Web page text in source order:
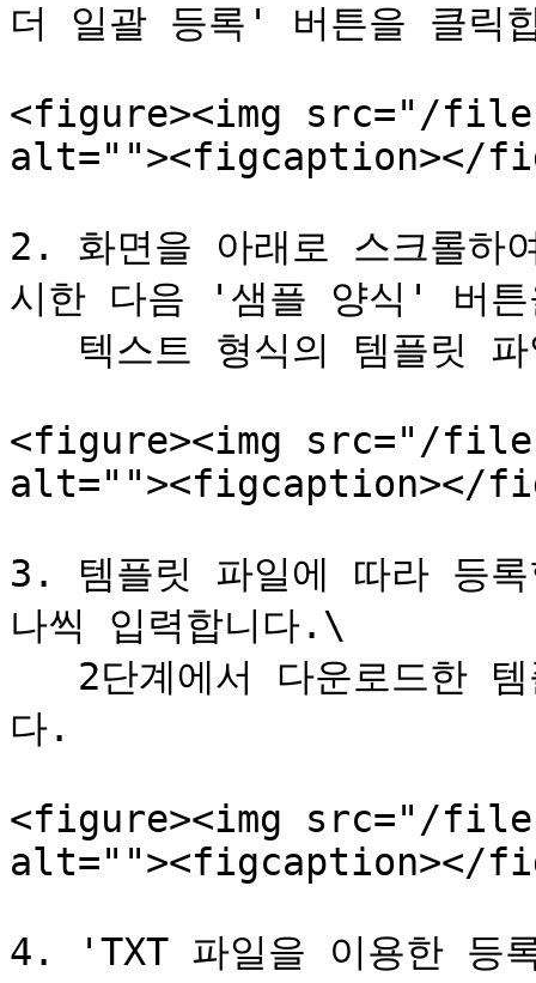
더 일괄 등록' 버튼을 클릭
<figure><img src="/files/
alt=""><figcaption></
2. 화면을 아래로 스크롤
시한 다음 '샘플 양식' 버
<figure><img src="/files/
alt=""><figcaption></
3. 템플릿 파일에 따라 등
나씩 입력합니다.\
다.
<figure><img src="/
alt=""><figcaption></
4. 'TXT 파일을 이용한 등